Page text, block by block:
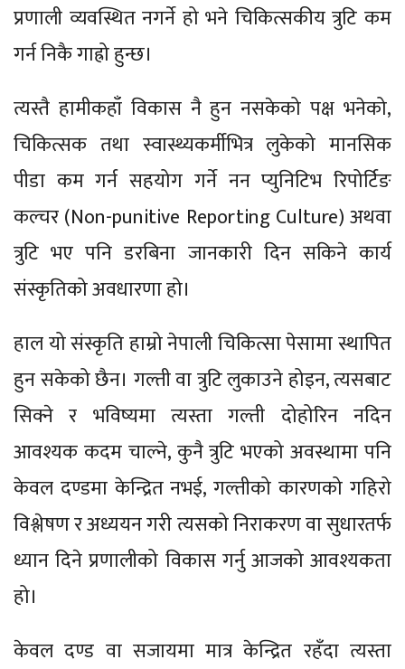
प्रणाली व्यवस्थित नगर्ने हो भने चिकित्सकीय त्रुटि कम
गर्न निकै गाह्रो हुन्छ।
त्यस्तै हामीकहाँ विकास नै हुन नसकेको पक्ष भनेको,
चिकित्सक तथा स्वास्थ्यकर्मीभित्र लुकेको मानसिक
पीडा कम गर्न सहयोग गर्ने नन प्युनिटिभ रिपोर्टिङ
कल्चर (Non-punitive Reporting Culture) अथवा
त्रुटि भए पनि डरबिना जानकारी दिन सकिने कार्य
संस्कृतिको अवधारणा हो।
हाल यो संस्कृति हाम्रो नेपाली चिकित्सा पेसामा स्थापित
हुन सकेको छैन। गल्ती वा त्रुटि लुकाउने होइन, त्यसबाट
सिक्ने र भविष्यमा त्यस्ता गल्ती दोहोरिन नदिन
आवश्यक कदम चाल्ने, कुनै त्रुटि भएको अवस्थामा पनि
केवल दण्डमा केन्द्रित नभई, गल्तीको कारणको गहिरो
विश्लेषण र अध्ययन गरी त्यसको निराकरण वा सुधारतर्फ
ध्यान दिने प्रणालीको विकास गर्नु आजको आवश्यकता
हो।
केवल दण्ड वा सजायमा मात्र केन्द्रित रहँदा त्यस्ता